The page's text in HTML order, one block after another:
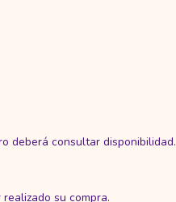
deberá consultar disponibilidad.
su compra.